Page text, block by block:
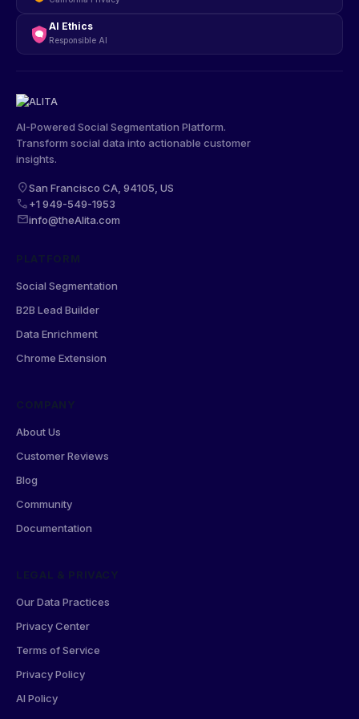
AI Ethics
Responsible AI
AI-Powered Social Segmentation Platform.
Transform social data into actionable customer
insights.
location_onSan Francisco CA, 94105, US
phone+1 949-549-1953
mailinfo@theAlita.com
PLATFORM
Social Segmentation
B2B Lead Builder
Data Enrichment
Chrome Extension
COMPANY
About Us
Customer Reviews
Blog
Community
Documentation
LEGAL & PRIVACY
Our Data Practices
Privacy Center
Terms of Service
Privacy Policy
AI Policy